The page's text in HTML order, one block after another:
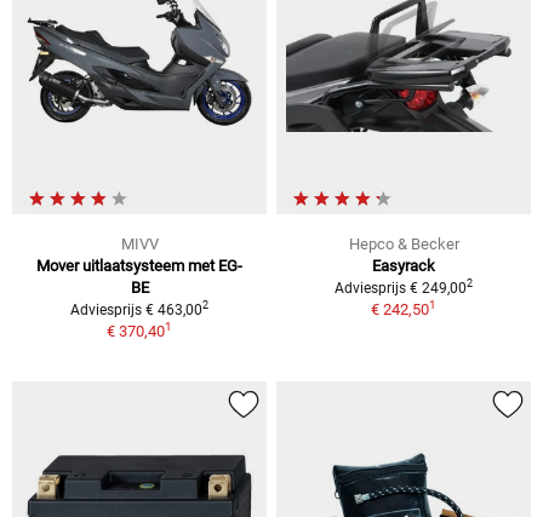
MIVV
Mover uitlaatsysteem met EG-
BE
Adviesprijs € 463,002
€ 370,401
Hepco & Becker
Easyrack
Adviesprijs € 249,002
€ 242,501